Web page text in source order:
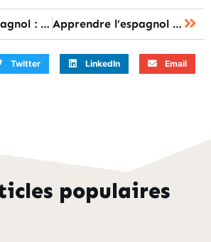
Formation espagnol : les 7 atouts à maîtriser pour progresser rapidement Apprendre l’espagnol : les 7 méthodes efficaces pour progresser rapidement
Twitter LinkedIn Email
populaires